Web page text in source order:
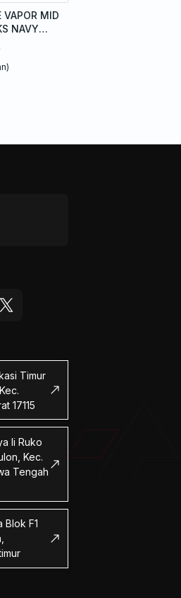
VAPOR MID
NAVY
Timur
17115
Ii Ruko
Kec.
Tengah
Blok F1